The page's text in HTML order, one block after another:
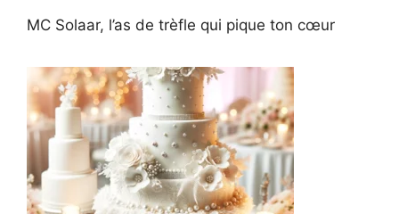
MC Solaar, l’as de trèfle qui pique ton cœur